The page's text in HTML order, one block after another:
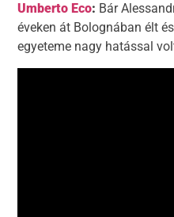
Umberto Eco: Bár
éveken át Bolognában élt
egyeteme nagy hatással